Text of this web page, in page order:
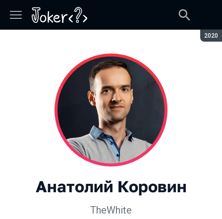
2020
Анатолий Коровин
TheWhite